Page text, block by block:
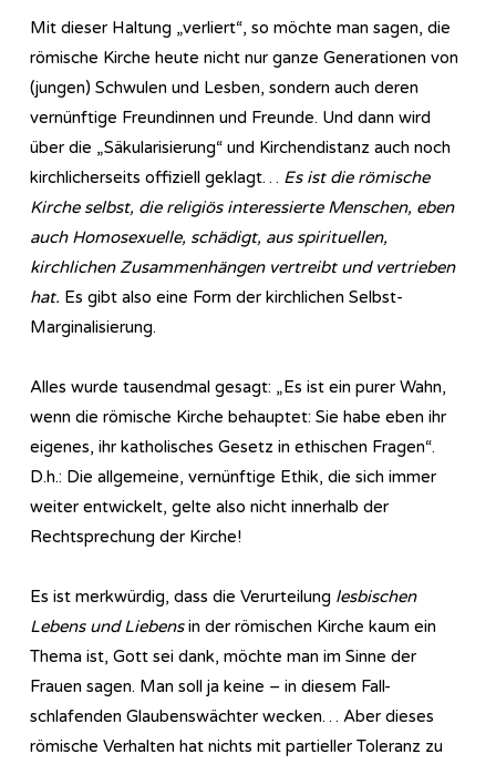
Mit dieser Haltung „verliert“, so möchte man sagen, die
römische Kirche heute nicht nur ganze Generationen von
(jungen) Schwulen und Lesben, sondern auch deren
vernünftige Freundinnen und Freunde. Und dann wird
über die „Säkularisierung“ und Kirchendistanz auch noch
kirchlicherseits offiziell geklagt… Es ist die römische
Kirche selbst, die religiös interessierte Menschen, eben
auch Homosexuelle, schädigt, aus spirituellen,
kirchlichen Zusammenhängen vertreibt und vertrieben
hat. Es gibt also eine Form der kirchlichen Selbst-
Marginalisierung.
Alles wurde tausendmal gesagt: „Es ist ein purer Wahn,
wenn die römische Kirche behauptet: Sie habe eben ihr
eigenes, ihr katholisches Gesetz in ethischen Fragen“.
D.h.: Die allgemeine, vernünftige Ethik, die sich immer
weiter entwickelt, gelte also nicht innerhalb der
Rechtsprechung der Kirche!
Es ist merkwürdig, dass die Verurteilung lesbischen
Lebens und Liebensin der römischen Kirche kaum ein
Thema ist, Gott sei dank, möchte man im Sinne der
Frauen sagen. Man soll ja keine – in diesem Fall-
schlafenden Glaubenswächter wecken… Aber dieses
römische Verhalten hat nichts mit partieller Toleranz zu